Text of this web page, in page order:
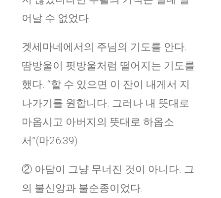
어날 수 없었다.
겟세마네에서의 주님의 기도를 안다.
땀방울이 핏방울처럼 떨어지는 기도를
했다. “할 수 있으면 이 잔이 내게서 지
나가기를 원합니다. 그러나 내 뜻대로
마옵시고 아버지의 뜻대로 하옵소
서”(마26:39)
② 아담이 그냥 무너진 것이 아니다. 그
의 불신앙과 불순종이었다.